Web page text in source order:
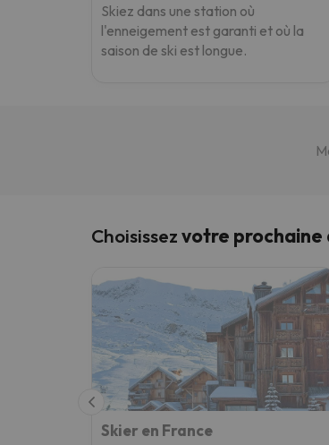
Skiez dans une station où
l'enneigement est garanti et où la
saison de ski est longue.
Choisissezvotre prochaine
Skier en France